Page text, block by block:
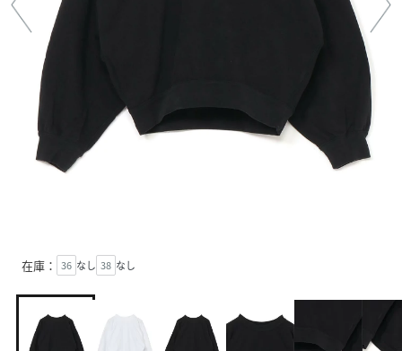
在庫： 36 なし 38 なし